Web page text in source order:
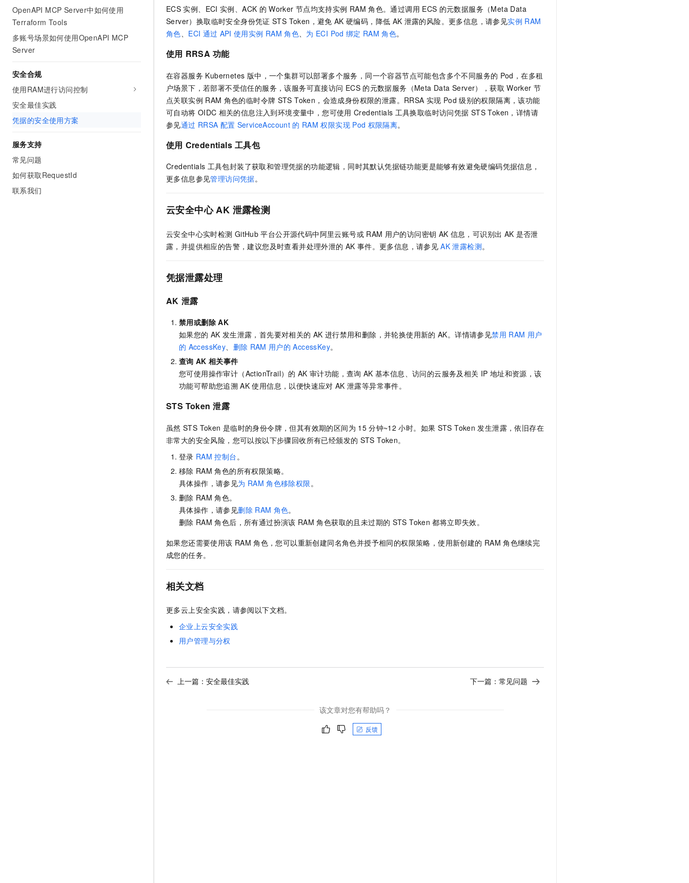
OpenAPI MCP Server中如何使用
Terraform Tools
多账号场景如何使用OpenAPI MCP
Server
安全合规
使用RAM进行访问控制
安全最佳实践
凭据的安全使用方案
服务支持
常见问题
如何获取RequestId
联系我们
ECS 实例、ECI 实例、ACK 的 Worker 节点均支持实例 RAM 角色。通过调用 ECS 的元数据服务（Meta Data
Server）换取临时安全身份凭证 STS Token，避免 AK 硬编码，降低 AK 泄露的风险。更多信息，请参见实例 RAM
角色、 ECI 通过 API 使用实例 RAM 角色、 为 ECI Pod 绑定 RAM 角色。
使用 RRSA 功能
在容器服务 Kubernetes 版中，一个集群可以部署多个服务，同一个容器节点可能包含多个不同服务的 Pod，在多租
户场景下，若部署不受信任的服务，该服务可直接访问 ECS 的元数据服务（Meta Data Server），获取 Worker 节
点关联实例 RAM 角色的临时令牌 STS Token，会造成身份权限的泄露。RRSA 实现 Pod 级别的权限隔离，该功能
可自动将 OIDC 相关的信息注入到环境变量中，您可使用 Credentials 工具换取临时访问凭据 STS Token，详情请
参见通过 RRSA 配置 ServiceAccount 的 RAM 权限实现 Pod 权限隔离。
使用 Credentials 工具包
Credentials 工具包封装了获取和管理凭据的功能逻辑，同时其默认凭据链功能更是能够有效避免硬编码凭据信息，
更多信息参见管理访问凭据。
云安全中心 AK 泄露检测
云安全中心实时检测 GitHub 平台公开源代码中阿里云账号或 RAM 用户的访问密钥 AK 信息，可识别出 AK 是否泄
露，并提供相应的告警，建议您及时查看并处理外泄的 AK 事件。更多信息，请参见 AK 泄露检测。
凭据泄露处理
AK 泄露
禁用或删除 AK
如果您的 AK 发生泄露，首先要对相关的 AK 进行禁用和删除，并轮换使用新的 AK。详情请参见禁用 RAM 用户
的 AccessKey、 删除 RAM 用户的 AccessKey。
查询 AK 相关事件
您可使用操作审计（ActionTrail） 的 AK 审计功能，查询 AK 基本信息、访问的云服务及相关 IP 地址和资源，该
功能可帮助您追溯 AK 使用信息，以便快速应对 AK 泄露等异常事件。
STS Token 泄露
虽然 STS Token 是临时的身份令牌，但其有效期的区间为 15 分钟~12 小时。如果 STS Token 发生泄露，依旧存在
非常大的安全风险，您可以按以下步骤回收所有已经颁发的 STS Token。
登录 RAM 控制台。
移除 RAM 角色的所有权限策略。
具体操作，请参见为 RAM 角色移除权限。
删除 RAM 角色。
具体操作，请参见删除 RAM 角色。
删除 RAM 角色后，所有通过扮演该 RAM 角色获取的且未过期的 STS Token 都将立即失效。
如果您还需要使用该 RAM 角色，您可以重新创建同名角色并授予相同的权限策略，使用新创建的 RAM 角色继续完
成您的任务。
相关文档
更多云上安全实践，请参阅以下文档。
企业上云安全实践
用户管理与分权
上一篇： 安全最佳实践 下一篇： 常见问题
该文章对您有帮助吗？
反馈